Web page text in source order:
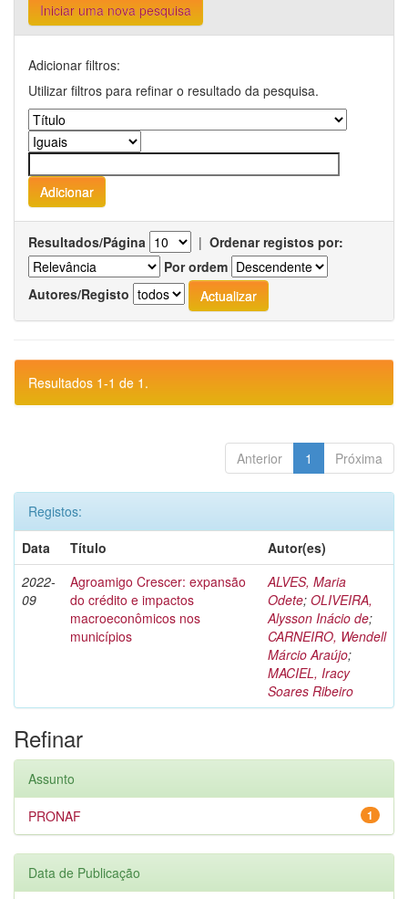
Iniciar uma nova pesquisa
Adicionar filtros:
Utilizar filtros para refinar o resultado da pesquisa.
Resultados/Página | Ordenar registos por:
Por ordem
Autores/Registo
Resultados 1-1 de 1.
Anterior 1 Próxima
Registos:
Data
Título
Autor(es)
2022-
09
Agroamigo Crescer: expansão
do crédito e impactos
macroeconômicos nos
municípios
ALVES, Maria
Odete; OLIVEIRA,
Alysson Inácio de;
CARNEIRO, Wendell
Márcio Araújo;
MACIEL, Iracy
Soares Ribeiro
Refinar
Assunto
1
PRONAF
Data de Publicação